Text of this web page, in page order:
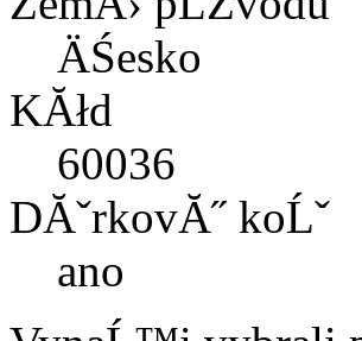
ÄŚesko
KĂłd
60036
DĂˇrkovĂ˝ koĹˇ
ano